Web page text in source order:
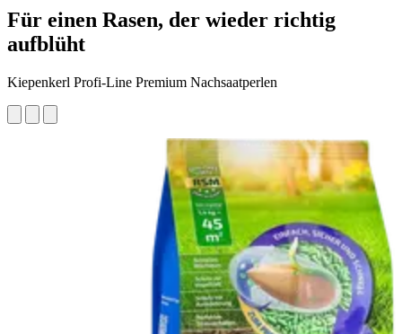
Für einen Rasen, der wieder richtig
aufblüht
Kiepenkerl Profi-Line Premium Nachsaatperlen